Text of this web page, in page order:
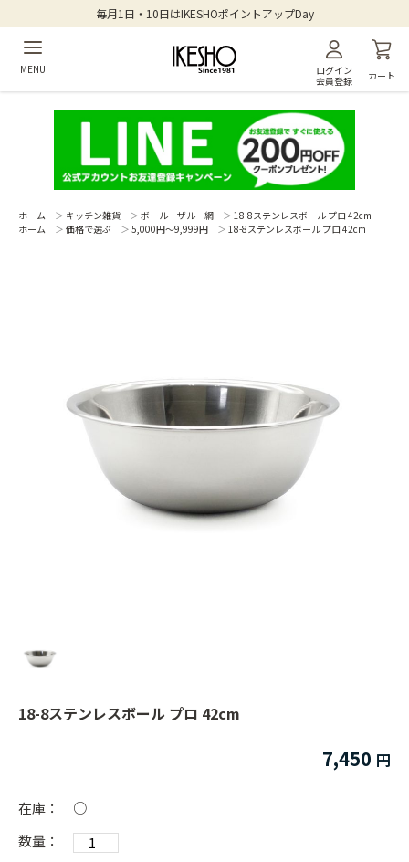
毎月1日・10日はIKESHOポイントアップDay
MENU
ログイン
会員登録
カート
ホーム ＞ キッチン雑貨 ＞ ボール ザル 網 ＞ 18-8ステンレスボール プロ 42cm
ホーム
＞ 価格で選ぶ ＞ 5,000円～9,999円 ＞ 18-8ステンレスボール プロ 42cm
18-8ステンレスボール プロ 42cm
7,450
在庫：
○
数量：